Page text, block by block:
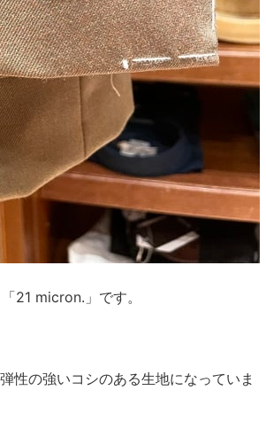
21 micron.」です。
性の強いコシのある生地になっていま